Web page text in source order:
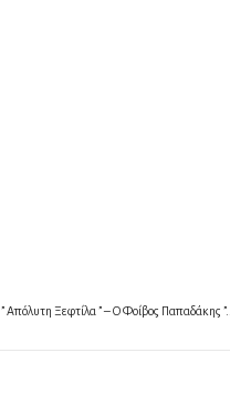
” Απόλυτη Ξεφτίλα ” – Ο Φοίβος Παπαδάκης ”...